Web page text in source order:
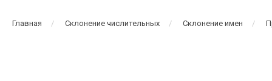
Главная Склонение числительных Склонение имен